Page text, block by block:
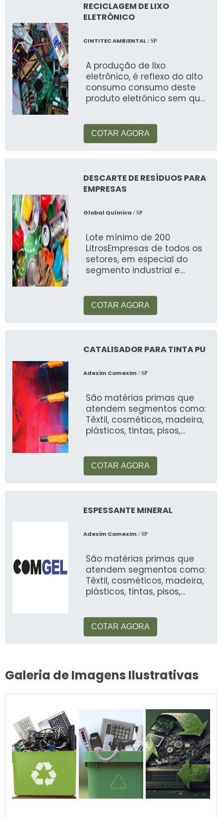
RECICLAGEM DE LIXO
ELETRÔNICO
CINTITEC AMBIENTAL/ SP
A produção de lixo
eletrônico, é reflexo do alto
consumo consumo deste
produto eletrônico sem que
COTAR AGORA
DESCARTE DE RESÍDUOS PARA
EMPRESAS
Global Química / SP
Lote mínimo de 200
LitrosEmpresas de todos os
setores, em especial do
segmento industrial e
COTAR AGORA
CATALISADOR PARA TINTA PU
Adexim Comexim / SP
São matérias primas que
atendem segmentos como:
Têxtil, cosméticos, madeira,
plásticos, tintas, pisos,
COTAR AGORA
ESPESSANTE MINERAL
Adexim Comexim / SP
São matérias primas que
atendem segmentos como:
Têxtil, cosméticos, madeira,
plásticos, tintas, pisos,
COTAR AGORA
Galeria de Imagens Ilustrativas